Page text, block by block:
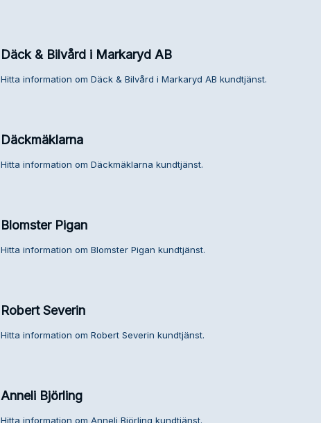
Däck & Bilvård i Markaryd AB
Hitta information om Däck & Bilvård i Markaryd AB kundtjänst.
Däckmäklarna
Hitta information om Däckmäklarna kundtjänst.
Blomster Pigan
Hitta information om Blomster Pigan kundtjänst.
Robert Severin
Hitta information om Robert Severin kundtjänst.
Anneli Björling
Hitta information om Anneli Björling kundtjänst.